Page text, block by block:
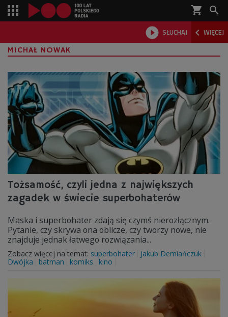
shopping_cart 
 SŁUCHAJ  WIĘCEJ

MICHAŁ NOWAK
Tożsamość, czyli jedna z największych
zagadek w świecie superbohaterów
Maska i superbohater zdają się czymś nierozłącznym.
Pytanie, czy skrywa ona oblicze, czy tworzy nowe, nie
znajduje jednak łatwego rozwiązania...
Zobacz więcej na temat: superbohater
Jakub Demiańczuk
Dwójka
batman komiks kino